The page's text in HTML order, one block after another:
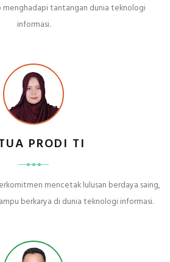
menghadapi tantangan dunia teknologi
informasi.
PRODI TI
mencetak lulusan berdaya saing,
berkarya di dunia teknologi informasi.